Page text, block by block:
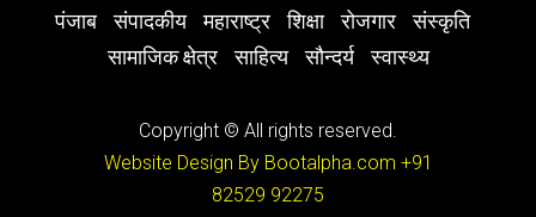
पंजाब
संपादकीय महाराष्ट्र शिक्षा रोजगार
संस्कृति
सामाजिक क्षेत्र
साहित्य सौन्दर्य स्वास्थ्य
Copyright © All rights reserved.
Website Design By Bootalpha.com +91
82529 92275